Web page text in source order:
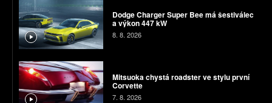
Dodge Charger Super Bee má šestiválec
a výkon 447 kW
8. 8. 2026
Mitsuoka chystá roadster ve stylu první
Corvette
7. 8. 2026